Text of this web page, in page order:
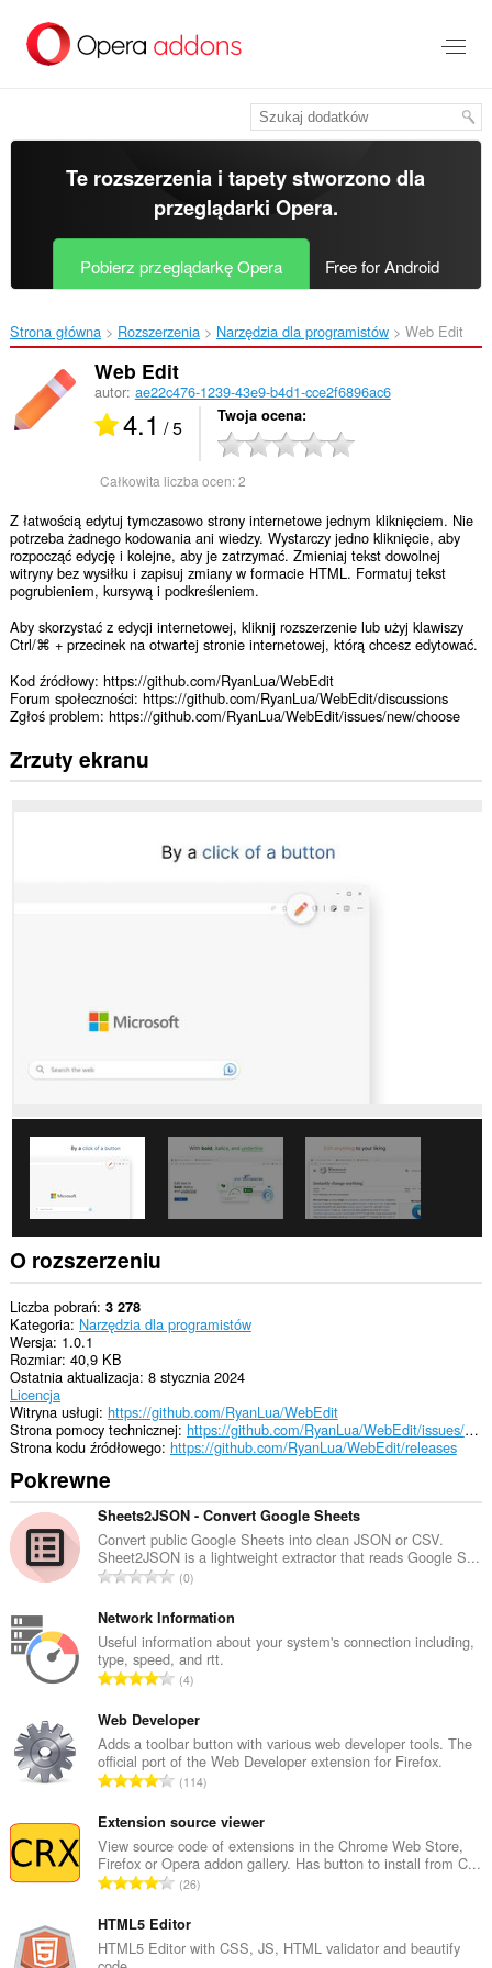
treści
Te rozszerzenia i tapety stworzono dla
przeglądarki Opera.
Pobierz przeglądarkę Opera Free for Android
Strona główna Rozszerzenia Narzędzia dla programistów Web Edit‎
Web Edit
autor: ae22c476-1239-43e9-b4d1-cce2f6896ac6
4.1 / 5 Twoja ocena
Całkowita liczba ocen:2
Z łatwością edytuj tymczasowo strony internetowe jednym kliknięciem. Nie
potrzeba żadnego kodowania ani wiedzy. Wystarczy jedno kliknięcie, aby
rozpocząć edycję i kolejne, aby je zatrzymać. Zmieniaj tekst dowolnej
witryny bez wysiłku i zapisuj zmiany w formacie HTML. Formatuj tekst
pogrubieniem, kursywą i podkreśleniem.
Aby skorzystać z edycji internetowej, kliknij rozszerzenie lub użyj klawiszy
Ctrl/⌘ + przecinek na otwartej stronie internetowej, którą chcesz edytować.
Kod źródłowy: https://github.com/RyanLua/WebEdit
Forum społeczności: https://github.com/RyanLua/WebEdit/discussions
Zgłoś problem: https://github.com/RyanLua/WebEdit/issues/new/choose
Zrzuty ekranu
O rozszerzeniu
Liczba pobrań 3 278
Kategoria Narzędzia dla programistów
Wersja 1.0.1
Rozmiar 40,9 KB
Ostatnia aktualizacja 8 stycznia 2024
Licencja
Witryna usługi https://github.com/RyanLua/WebEdit
Strona pomocy technicznej
https://github.com/RyanLua/WebEdit/issues/new/choose
Strona kodu źródłowego https://github.com/RyanLua/WebEdit/releases
Pokrewne
Sheets2JSON - Convert Google Sheets
Convert public Google Sheets into clean JSON or CSV.
Sheet2JSON is a lightweight extractor that reads Google S...
C
ł
k
o
w
t
a
l
c
z
b
a
c
e
0
Network Information
Useful information about your system's connection including,
type, speed, and rtt.
C
ł
k
o
w
t
a
l
c
z
4
Web Developer
Adds a toolbar button with various web developer tools. The
official port of the Web Developer extension for Firefox.
C
ł
k
o
w
t
a
114
Extension source viewer
View source code of extensions in the Chrome Web Store,
Firefox or Opera addon gallery. Has button to install from C...
C
ł
k
26
HTML5 Editor
HTML5 Editor with CSS, JS, HTML validator and beautify